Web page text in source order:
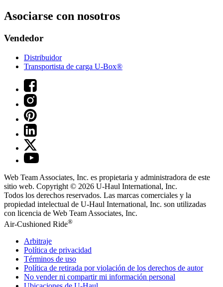
Asociarse con nosotros
Vendedor
Distribuidor
Transportista de carga U-Box®
Web Team Associates, Inc. es propietaria y administradora de este
sitio web. Copyright © 2026 U-Haul International, Inc.
Todos los derechos reservados. Las marcas comerciales y la
propiedad intelectual de U-Haul International, Inc. son utilizadas
con licencia de Web Team Associates, Inc.
Air-Cushioned Ride®
Arbitraje
Política de privacidad
Términos de uso
Política de retirada por violación de los derechos de autor
No vender ni compartir mi información personal